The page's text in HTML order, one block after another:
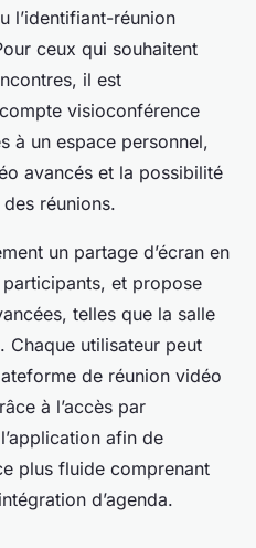
l’identifiant-réunion
ceux qui souhaitent
il est
visioconférence
à un espace personnel,
avancés et la possibilité
réunions.
un partage d’écran en
et propose
telles que la salle
Chaque utilisateur peut
de réunion vidéo
à l’accès par
afin de
plus fluide comprenant
d’agenda.